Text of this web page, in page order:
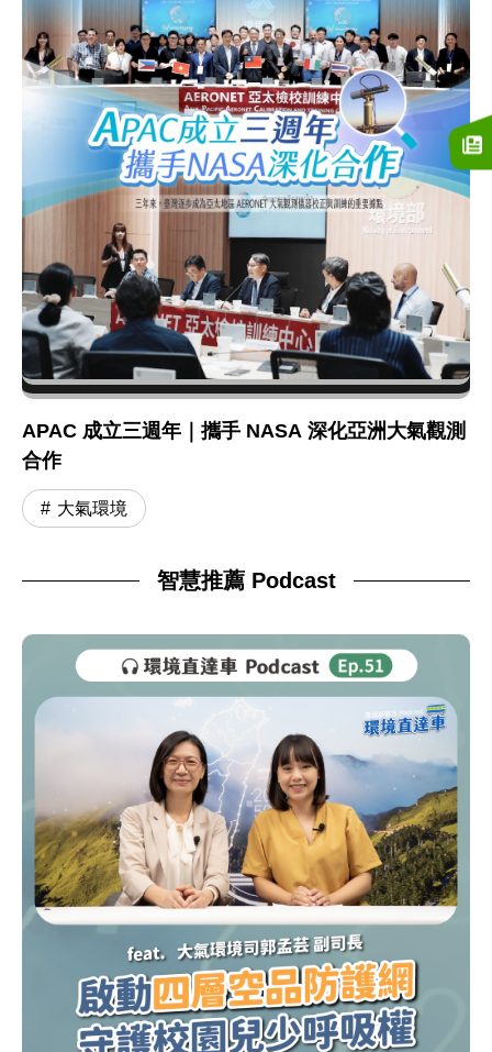
APAC 成立三週年｜攜手 NASA 深化亞洲大氣觀測
合作
大氣環境
智慧推薦 Podcast